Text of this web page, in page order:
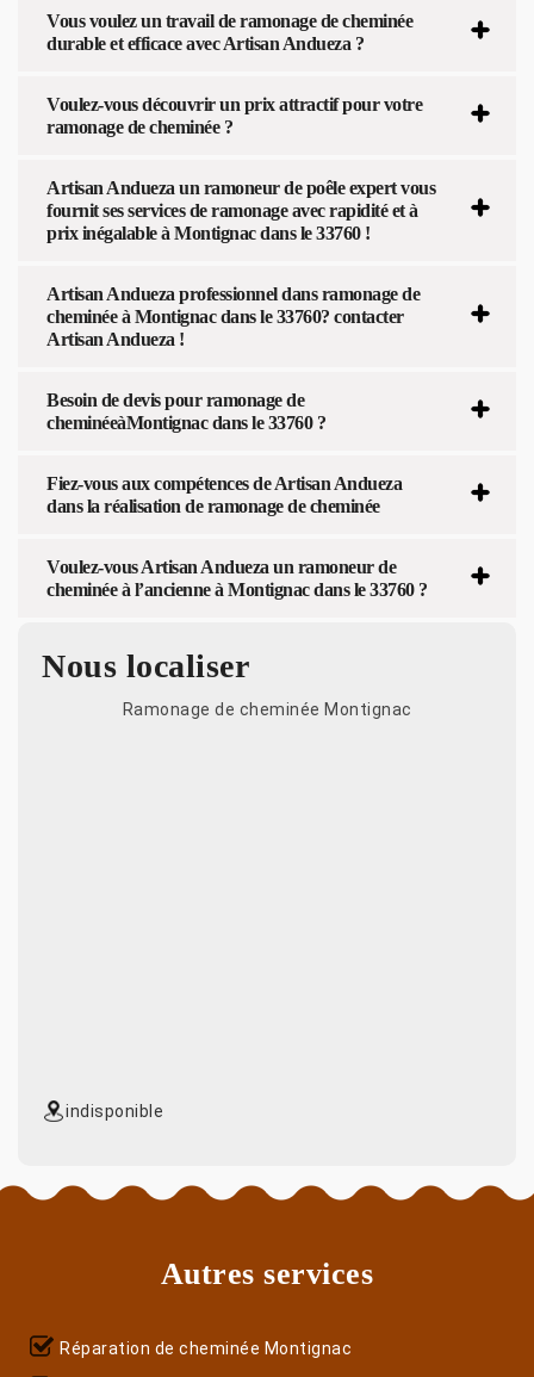
Vous voulez un travail de ramonage de cheminée
durable et efficace avec Artisan Andueza ?
Voulez-vous découvrir un prix attractif pour votre
ramonage de cheminée ?
Artisan Andueza un ramoneur de poêle expert vous
fournit ses services de ramonage avec rapidité et à
prix inégalable à Montignac dans le 33760 !
Artisan Andueza professionnel dans ramonage de
cheminée à Montignac dans le 33760? contacter
Artisan Andueza !
Besoin de devis pour ramonage de
cheminéeàMontignac dans le 33760 ?
Fiez-vous aux compétences de Artisan Andueza
dans la réalisation de ramonage de cheminée
Voulez-vous Artisan Andueza un ramoneur de
cheminée à l’ancienne à Montignac dans le 33760 ?
Nous localiser
Ramonage de cheminée Montignac
indisponible
Autres services
Réparation de cheminée Montignac